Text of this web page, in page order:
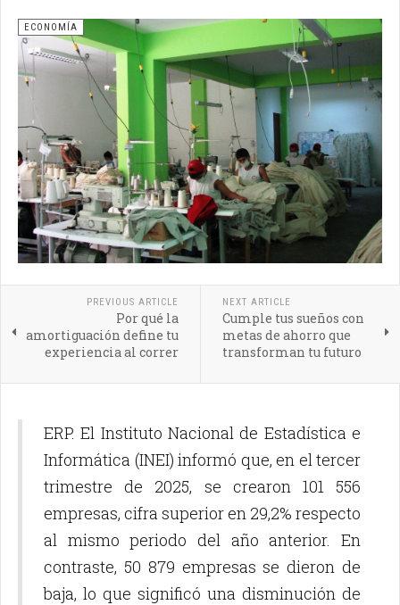
ECONOMÍA
PREVIOUS ARTICLE
Por qué la
amortiguación define tu
experiencia al correr
NEXT ARTICLE
Cumple tus sueños con
metas de ahorro que
transforman tu futuro
ERP. El Instituto Nacional de Estadística e
Informática (INEI) informó que, en el tercer
trimestre de 2025, se crearon 101 556
empresas, cifra superior en 29,2% respecto
al mismo periodo del año anterior. En
contraste, 50 879 empresas se dieron de
baja, lo que significó una disminución de